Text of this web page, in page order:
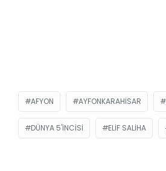
AFYON AYFONKARAHISAR
DÜNYA 5'INCISI ELIF SALIHA